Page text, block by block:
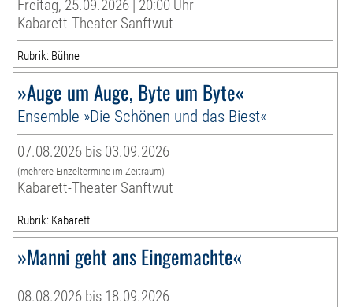
Freitag, 25.09.2026 | 20:00 Uhr
Kabarett-Theater Sanftwut
Rubrik: Bühne
»Auge um Auge, Byte um Byte«
Ensemble »Die Schönen und das Biest«
07.08.2026 bis 03.09.2026
(mehrere Einzeltermine im Zeitraum)
Kabarett-Theater Sanftwut
Rubrik: Kabarett
»Manni geht ans Eingemachte«
08.08.2026 bis 18.09.2026